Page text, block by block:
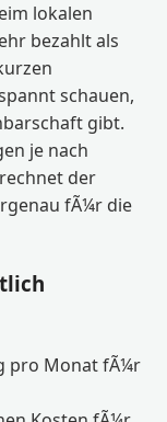
lokalen
bezahlt als
schauen,
gibt.
je nach
der
fÃ¼r die
pro Monat fÃ¼r